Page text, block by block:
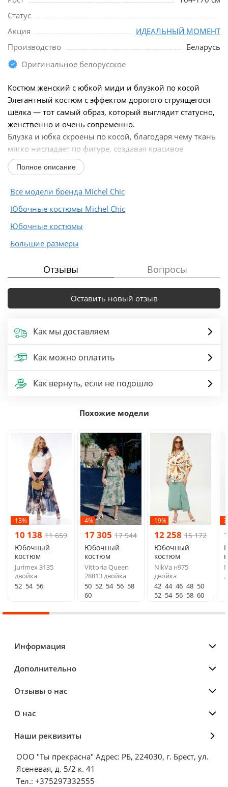
Статус
Акция
ИДЕАЛЬНЫЙ МОМЕНТ
Производство
Беларусь
Оригинальное белорусское
Костюм женский с юбкой миди и блузкой по косой
Элегантный костюм с эффектом дорогого струящегося
шёлка — тот самый образ, который выглядит статусно,
женственно и очень современно.
Блузка и юбка скроены по косой, благодаря чему ткань
мягко ниспадает по фигуре, создавая красивое
движение и визуально...
Полное описание
Все модели бренда Michel Chic
Юбочные костюмы Michel Chic
Юбочные костюмы
Большие размеры
Отзывы Вопросы
Оставить новый отзыв
Как мы доставляем
Как можно оплатить
Как вернуть, если не подошло
Похожие модели
-13%
10 138 11 659
Юбочный
костюм
Jurimex 3135
двойка
52 54 56
-4%
17 305 17 944
Юбочный
костюм
Vittoria Queen
28813 двойка
50 52 54 56 58
60
-19%
12 258 15 172
Юбочный
костюм
NikVa н975
двойка
42 44 46 48 50
52 54 56 58 60
-
Информация
Дополнительно
Отзывы о нас
О нас
Наши реквизиты
ООО "Ты прекрасна" Адрес: РБ, 224030, г. Брест, ул.
Ясеневая, д. 5/2 к. 41
Тел.: +375297332555